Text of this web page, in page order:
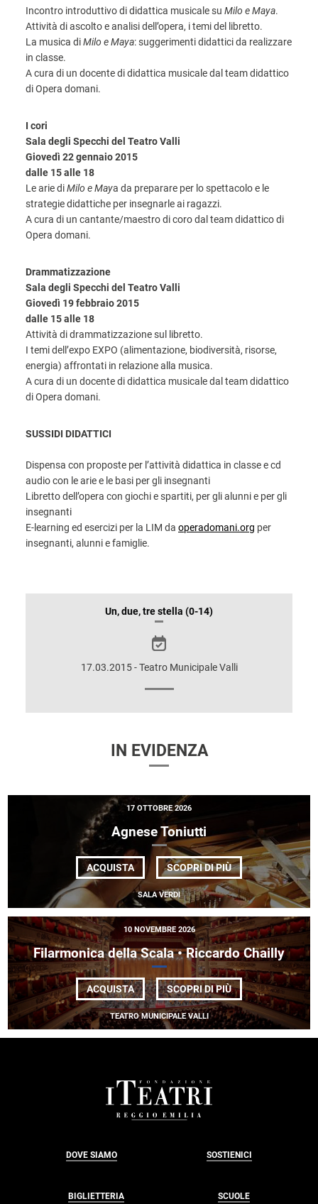
Incontro introduttivo di didattica musicale su Milo e Maya.
Attività di ascolto e analisi dell’opera, i temi del libretto.
La musica diMilo e Maya: suggerimenti didattici da realizzare
in classe.
A cura di un docente di didattica musicale dal team didattico
di Opera domani.
I cori
Sala degli Specchi del Teatro Valli
Giovedì 22 gennaio 2015
dalle 15 alle 18
Le arie diMilo e Maya da preparare per lo spettacolo e le
strategie didattiche per insegnarle ai ragazzi.
A cura di un cantante/maestro di coro dal team didattico di
Opera domani.
Drammatizzazione
Sala degli Specchi del Teatro Valli
Giovedì 19 febbraio 2015
dalle 15 alle 18
Attività di drammatizzazione sul libretto.
I temi dell’expo EXPO (alimentazione, biodiversità, risorse,
energia) affrontati in relazione alla musica.
A cura di un docente di didattica musicale dal team didattico
di Opera domani.
SUSSIDI DIDATTICI
Dispensa con proposte per l’attività didattica in classe e cd
audio con le arie e le basi per gli insegnanti
Libretto dell’opera con giochi e spartiti, per gli alunni e per gli
insegnanti
E‐learning ed esercizi per la LIM da operadomani.org per
insegnanti, alunni e famiglie.
INFORMAZIONIUn, due, tre stella (0-14)
17.03.2015 - Teatro Municipale Valli
IN EVIDENZA
17 OTTOBRE 2026
Agnese Toniutti
ACQUISTA SCOPRI DI PIÙDI
AGNESE
TONIUTTI
SALA VERDI
10 NOVEMBRE 2026
Filarmonica della Scala • Riccardo Chailly
ACQUISTA SCOPRI DI PIÙDI
FILARMONICA
DELLA
SCALA
•
RICCARDO
TEATRO MUNICIPALE VALLI
DOVE SIAMO SOSTIENICI
BIGLIETTERIA SCUOLE